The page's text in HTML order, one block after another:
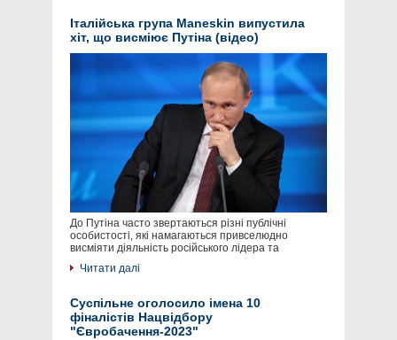
Італійська група Maneskin випустила
хіт, що висміює Путіна (відео)
До Путіна часто звертаються різні публічні
особистості, які намагаються привселюдно
висміяти діяльність російського лідера та
Читати далі
Суспільне оголосило імена 10
фіналістів Нацвідбору
"Євробачення-2023"